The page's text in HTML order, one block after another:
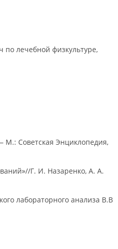
лечебной физкультуре,
М.: Советская Энциклопедия,
Г. И. Назаренко, А. А.
лабораторного анализа В.В